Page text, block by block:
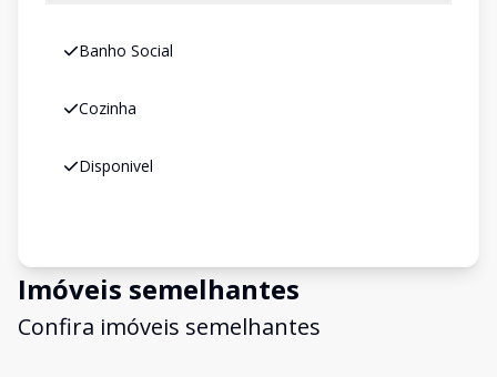
Banho Social
Cozinha
Disponivel
Imóveis semelhantes
Confira imóveis semelhantes